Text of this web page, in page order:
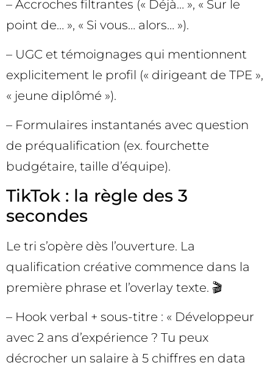
– Accroches filtrantes (« Déjà… », « Sur le
point de… », « Si vous… alors… »).
– UGC et témoignages qui mentionnent
explicitement le profil (« dirigeant de TPE »,
« jeune diplômé »).
– Formulaires instantanés avec question
de préqualification (ex. fourchette
budgétaire, taille d’équipe).
TikTok : la règle des 3
secondes
Le tri s’opère dès l’ouverture. La
qualification créative commence dans la
première phrase et l’overlay texte. 🎬
– Hook verbal + sous-titre : « Développeur
avec 2 ans d’expérience ? Tu peux
décrocher un salaire à 5 chiffres en data